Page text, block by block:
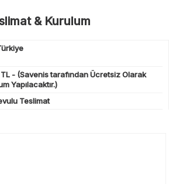
& Kurulum
- (Savenis tarafından Ücretsiz Olarak
Yapılacaktır.)
Teslimat